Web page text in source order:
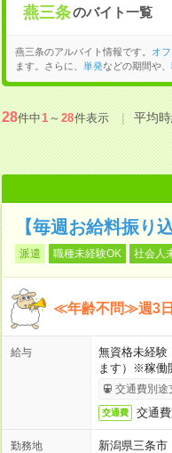
燕三条のバイト一覧
燕三条のアルバイト情報です。 オ
ます。さらに、
単発などの期間や、
28件中1～28件表示 平均
【毎週お給料振り
派遣 職種未経験OK 社会人
≪年齢不問≫週3日
給与
無資格未経
ます）※稼働
交通費別途
交通費 交通
勤務地
新潟県三条市